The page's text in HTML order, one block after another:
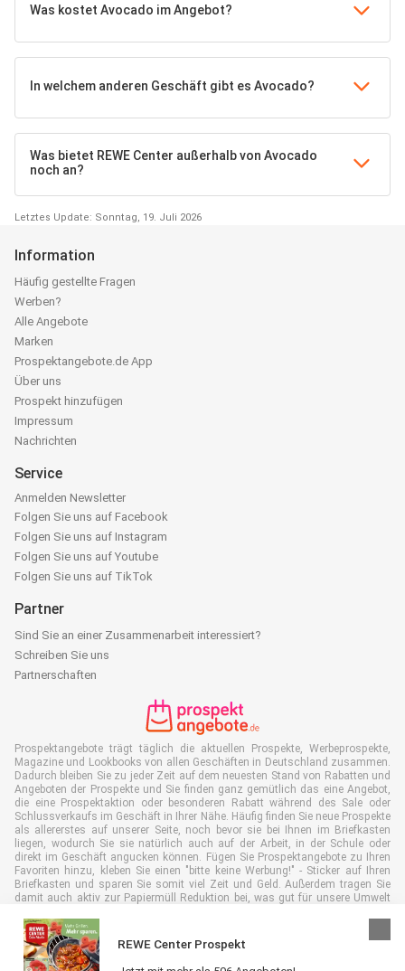
Was kostet Avocado im Angebot?
In welchem anderen Geschäft gibt es Avocado?
Was bietet REWE Center außerhalb von Avocado
noch an?
Letztes Update: Sonntag, 19. Juli 2026
REWE Center Prospekt
Information
Häufig gestellte Fragen
Werben?
Alle Angebote
Marken
Prospektangebote.de App
Über uns
Prospekt hinzufügen
Impressum
Nachrichten
Service
Anmelden Newsletter
Folgen Sie uns auf Facebook
Folgen Sie uns auf Instagram
Folgen Sie uns auf Youtube
Folgen Sie uns auf TikTok
Partner
Sind Sie an einer Zusammenarbeit interessiert?
Schreiben Sie uns
Partnerschaften
Prospektangebote trägt täglich die aktuellen Prospekte, Werbeprospekte,
Magazine und Lookbooks von allen Geschäften in Deutschland zusammen.
Dadurch bleiben Sie zu jeder Zeit auf dem neuesten Stand von Rabatten und
Angeboten der Prospekte und Sie finden ganz gemütlich das eine Angebot,
die eine Prospektaktion oder besonderen Rabatt während des Sale oder
Schlussverkaufs im Geschäft in Ihrer Nähe. Häufig finden Sie neue Prospekte
als allererstes auf unserer Seite, noch bevor sie bei Ihnen im Briefkasten
liegen, wodurch Sie sie natürlich auch auf der Arbeit, in der Schule oder
direkt im Geschäft angucken können. Fügen Sie Prospektangebote zu Ihren
Favoriten hinzu, kleben Sie einen "bitte keine Werbung!" - Sticker auf Ihren
Briefkasten und sparen Sie somit viel Zeit und Geld. Außerdem tragen Sie
damit auch aktiv zur Papiermüll Reduktion bei, was gut für unsere Umwelt